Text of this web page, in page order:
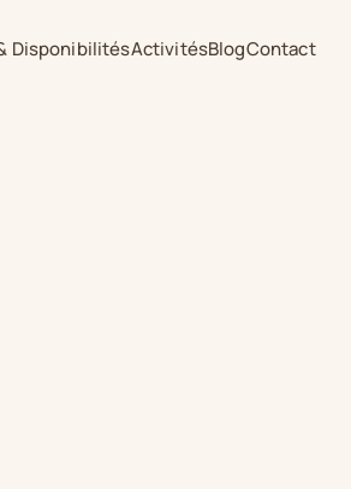
DisponibilitésActivitésBlogContact